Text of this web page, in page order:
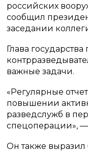
российских
сообщил
заседании
Глава
важные задачи.
«Регулярные
повышении
разведслужб в
спецоперации», —
Он также выразил